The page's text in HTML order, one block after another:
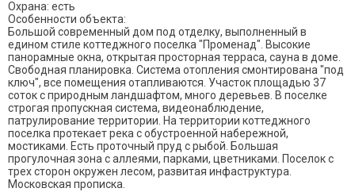
Охрана: есть
Особенности объекта:
Большой современный дом под отделку, выполненный в
едином стиле коттеджного поселка "Променад". Высокие
панорамные окна, открытая просторная терраса, сауна в доме.
Свободная планировка. Система отопления смонтирована "под
ключ", все помещения отапливаются. Участок площадью 37
соток с природным ландшафтом, много деревьев. В поселке
строгая пропускная система, видеонаблюдение,
патрулирование территории. На территории коттеджного
поселка протекает река с обустроенной набережной,
мостиками. Есть проточный пруд с рыбой. Большая
прогулочная зона с аллеями, парками, цветниками. Поселок с
трех сторон окружен лесом, развитая инфаструктура.
Московская прописка.